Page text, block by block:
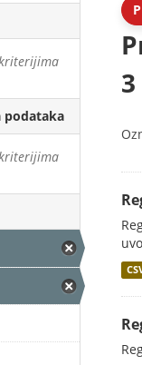
podataka
3